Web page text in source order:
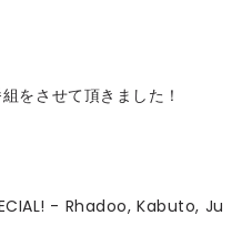
をさせて頂きました！
- Rhadoo, Kabuto, Ju